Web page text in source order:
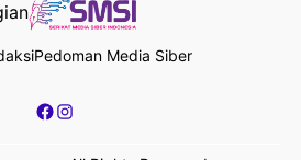
Pedoman Media Siber
Facebook
Instagram